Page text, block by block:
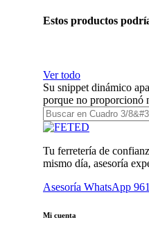
Estos productos
Ver todo
Su snippet dinámico
porque no proporcionó
Tu ferretería de
mismo día, asesoría
Asesoría WhatsApp
Mi cuenta